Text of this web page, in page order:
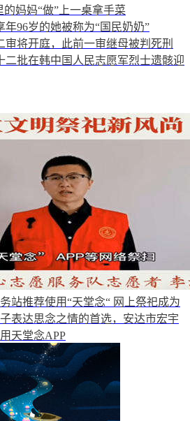
的妈妈“做”上一桌拿手菜
96岁的她被称为“国民奶奶”
审将开庭，此前一审继母被判死刑
批在韩中国人民志愿军烈士遗骸迎
站推荐使用“天堂念“ 网上祭祀成为
表达思念之情的首选，安达市宏宇
天堂念APP